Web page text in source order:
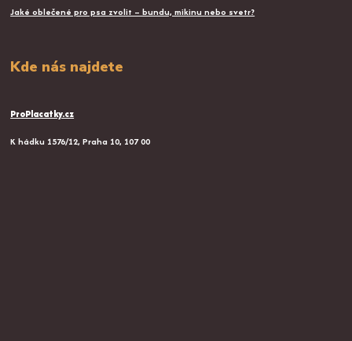
Jaké oblečené pro psa zvolit – bundu, mikinu nebo svetr?
Kde nás najdete
ProPlacatky.cz
K hádku 1576/12, Praha 10, 107 00